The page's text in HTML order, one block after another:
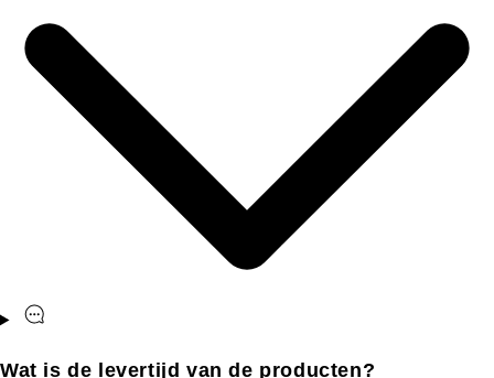
Wat is de levertijd van de producten?